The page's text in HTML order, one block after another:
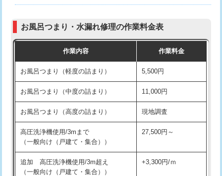
交換・取付（普通便座） 11,000円+材料費
交換・取付（温水洗浄便座） 16,500円+材料費
交換・取付(単水栓（壁付・デッキ
式）)
13,200円+材料費
交換・取付(混合水栓（壁付・デッキ
式・ワンホール）)
16,500円+材料費
交換・取付(排水栓・排水トラップ
（P/S/ポップアップ））
22,000円+材料費
交換・取付（その他部品） 11,000円+材料費
お風呂つまり・水漏れ修理の作業料金表
作業内容 作業料金
お風呂つまり（軽度の詰まり） 5,500円
お風呂つまり（中度の詰まり） 11,000円
お風呂つまり（高度の詰まり） 現地調査
高圧洗浄機使用/3mまで
（一般向け（戸建て・集合））
27,500円～
追加 高圧洗浄機使用/3m超え
（一般向け（戸建て・集合））
+3,300円/ｍ